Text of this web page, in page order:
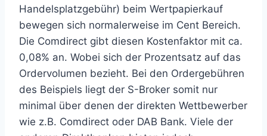
Handelsplatzgebühr) beim Wertpapierkauf
bewegen sich normalerweise im Cent Bereich.
Die Comdirect gibt diesen Kostenfaktor mit ca.
0,08% an. Wobei sich der Prozentsatz auf das
Ordervolumen bezieht. Bei den Ordergebühren
des Beispiels liegt der S-Broker somit nur
minimal über denen der direkten Wettbewerber
wie z.B. Comdirect oder DAB Bank. Viele der